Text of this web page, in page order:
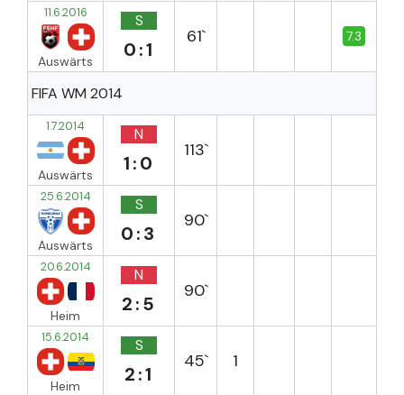
11.6.2016
Auswärts
S
0:1
61` 7.3
FIFA WM 2014
1.7.2014
Auswärts
N
1:0
113`
25.6.2014
Auswärts
S
0:3
90`
20.6.2014
Heim
N
2:5
90`
15.6.2014
Heim
S
2:1
45` 1